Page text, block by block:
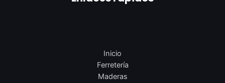
Inicio
Ferretería
Maderas